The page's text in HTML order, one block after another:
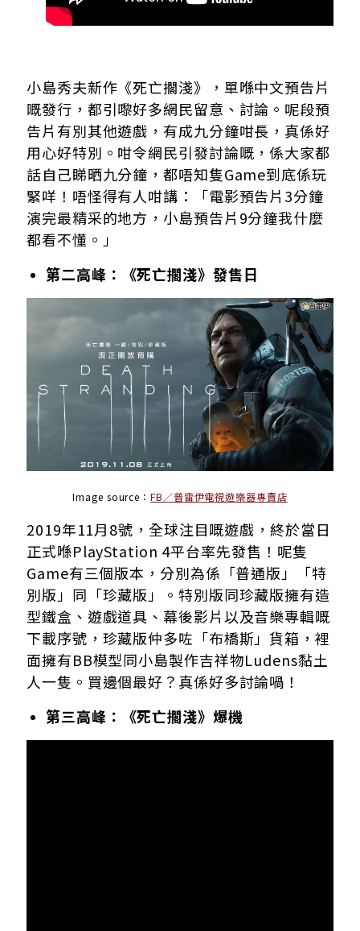
小島秀夫新作《死亡擱淺》，單喺中文預告片
嘅發行，都引嚟好多網民留意、討論。呢段預
告片有別其他遊戲，有成九分鐘咁長，真係好
用心好特別。咁令網民引發討論嘅，係大家都
話自己睇晒九分鐘，都唔知隻Game到底係玩
緊咩！唔怪得有人咁講：「電影預告片3分鐘
演完最精采的地方，小島預告片9分鐘我什麼
都看不懂。」
第二高峰：《死亡擱淺》發售日
Image source：FB／普雷伊電視遊樂器專賣店
2019年11月8號，全球注目嘅遊戲，終於當日
正式喺PlayStation 4平台率先發售！呢隻
Game有三個版本，分別為係「普通版」「特
別版」同「珍藏版」。特別版同珍藏版擁有造
型鐵盒、遊戲道具、幕後影片以及音樂專輯嘅
下載序號，珍藏版仲多咗「布橋斯」貨箱，裡
面擁有BB模型同小島製作吉祥物Ludens黏土
人一隻。買邊個最好？真係好多討論喎！
第三高峰：《死亡擱淺》爆機